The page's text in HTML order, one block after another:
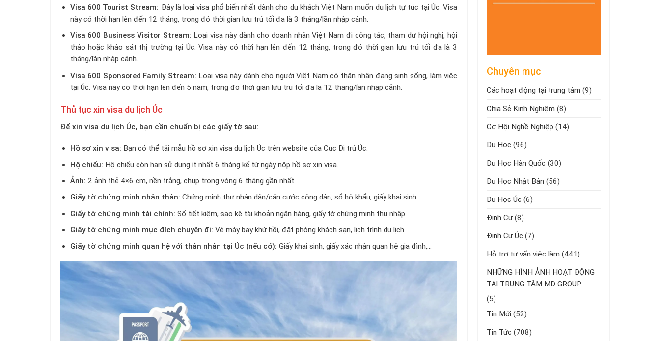
Visa 600 Tourist Stream: Đây là loại visa phổ biến nhất dành cho du khách Việt Nam muốn du lịch tự túc tại Úc. Visa
này có thời hạn lên đến 12 tháng, trong đó thời gian lưu trú tối đa là 3 tháng/lần nhập cảnh.
Visa 600 Business Visitor Stream: Loại visa này dành cho doanh nhân Việt Nam đi công tác, tham dự hội nghị, hội
thảo hoặc khảo sát thị trường tại Úc. Visa này có thời hạn lên đến 12 tháng, trong đó thời gian lưu trú tối đa là 3
tháng/lần nhập cảnh.
Visa 600 Sponsored Family Stream: Loại visa này dành cho người Việt Nam có thân nhân đang sinh sống, làm việc
tại Úc. Visa này có thời hạn lên đến 5 năm, trong đó thời gian lưu trú tối đa là 12 tháng/lần nhập cảnh.
Thủ tục xin visa du lịch Úc
Để xin visa du lịch Úc, bạn cần chuẩn bị các giấy tờ sau:
Hồ sơ xin visa: Bạn có thể tải mẫu hồ sơ xin visa du lịch Úc trên website của Cục Di trú Úc.
Hộ chiếu: Hộ chiếu còn hạn sử dụng ít nhất 6 tháng kể từ ngày nộp hồ sơ xin visa.
Ảnh: 2 ảnh thẻ 4×6 cm, nền trắng, chụp trong vòng 6 tháng gần nhất.
Giấy tờ chứng minh nhân thân: Chứng minh thư nhân dân/căn cước công dân, sổ hộ khẩu, giấy khai sinh.
Giấy tờ chứng minh tài chính: Sổ tiết kiệm, sao kê tài khoản ngân hàng, giấy tờ chứng minh thu nhập.
Giấy tờ chứng minh mục đích chuyến đi: Vé máy bay khứ hồi, đặt phòng khách sạn, lịch trình du lịch.
Giấy tờ chứng minh quan hệ với thân nhân tại Úc (nếu có): Giấy khai sinh, giấy xác nhận quan hệ gia đình,…
Chuyên mục
Các hoạt động tại trung tâm (9)
Chia Sẻ Kinh Nghiệm (8)
Cơ Hội Nghề Nghiệp (14)
Du Học (96)
Du Học Hàn Quốc (30)
Du Học Nhật Bản (56)
Du Học Úc (6)
Định Cư (8)
Định Cư Úc (7)
Hỗ trợ tư vấn việc làm (441)
NHỮNG HÌNH ẢNH HOẠT ĐỘNG
TẠI TRUNG TÂM MD GROUP
(5)
Tin Mới (52)
Tin Tức (708)